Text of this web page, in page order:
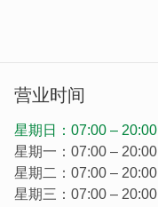
营业时间
星期日：07:00 – 20:00
星期一：07:00 – 20:00
星期二：07:00 – 20:00
星期三：07:00 – 20:00